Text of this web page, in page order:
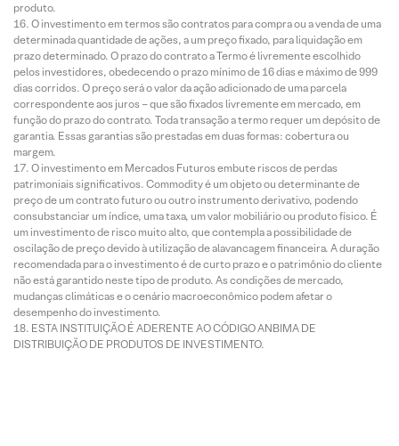
produto.
O investimento em termos são contratos para compra ou a venda de uma
determinada quantidade de ações, a um preço fixado, para liquidação em
prazo determinado. O prazo do contrato a Termo é livremente escolhido
pelos investidores, obedecendo o prazo mínimo de 16 dias e máximo de 999
dias corridos. O preço será o valor da ação adicionado de uma parcela
correspondente aos juros – que são fixados livremente em mercado, em
função do prazo do contrato. Toda transação a termo requer um depósito de
garantia. Essas garantias são prestadas em duas formas: cobertura ou
margem.
O investimento em Mercados Futuros embute riscos de perdas
patrimoniais significativos. Commodity é um objeto ou determinante de
preço de um contrato futuro ou outro instrumento derivativo, podendo
consubstanciar um índice, uma taxa, um valor mobiliário ou produto físico. É
um investimento de risco muito alto, que contempla a possibilidade de
oscilação de preço devido à utilização de alavancagem financeira. A duração
recomendada para o investimento é de curto prazo e o patrimônio do cliente
não está garantido neste tipo de produto. As condições de mercado,
mudanças climáticas e o cenário macroeconômico podem afetar o
desempenho do investimento.
ESTA INSTITUIÇÃO É ADERENTE AO CÓDIGO ANBIMA DE
DISTRIBUIÇÃO DE PRODUTOS DE INVESTIMENTO.